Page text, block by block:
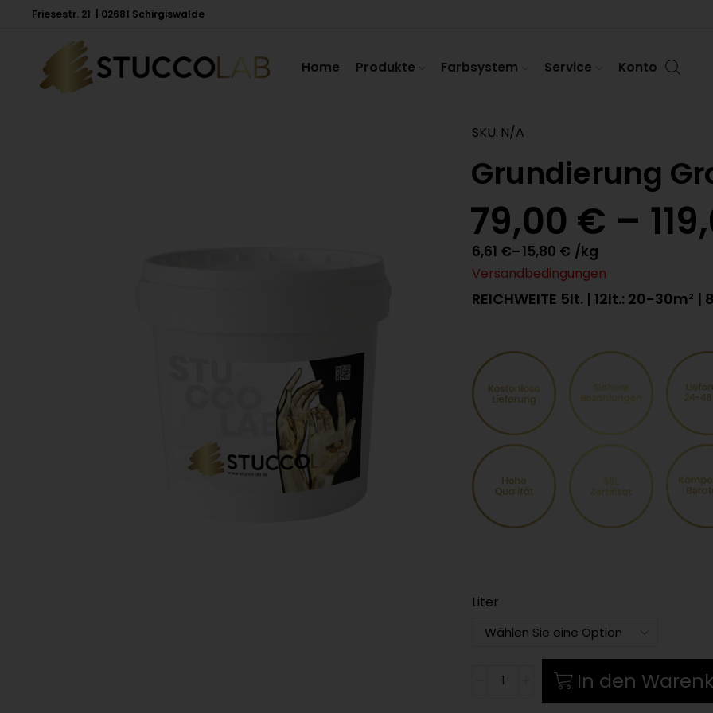
Friesestr. 21 | 02681 Schirgiswalde
Home Produkte Farbsystem Service Konto
SKU: N/A
Grundierung
79,00 € –
6,61 €–15,80 € /kg
Versandbedingungen
REICHWEITE 5lt. | 12lt.: 20-30m²
Liter
Grundierung
In den